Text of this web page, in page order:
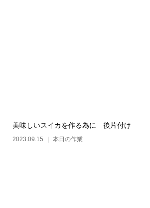
美味しいスイカを作る為に 後片付け
2023.09.15 本日の作業